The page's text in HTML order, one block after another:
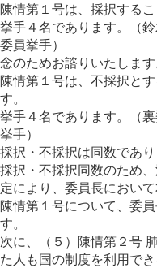
陳情第１号は、採択する
挙手４名であります。（
委員挙手）
念のためお諮りいたします
陳情第１号は、不採択と
す。
挙手４名であります。（
挙手）
採択・不採択は同数であり
採択・不採択同数のため
定により、委員長において
陳情第１号について、委
す。
次に、（５）陳情第２号
た人も国の制度を利用で